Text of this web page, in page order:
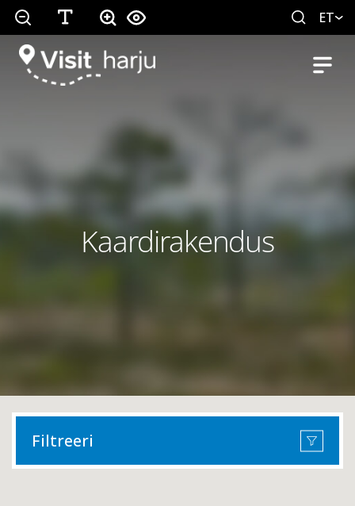
ET
Kaardirakendus
Filtreeri